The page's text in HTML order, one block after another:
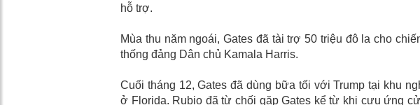
hỗ trợ.
Mùa thu năm ngoái, Gates đã tài trợ 50 triệu đô la cho
thống đảng Dân chủ Kamala Harris.
Cuối tháng 12, Gates đã dùng bữa tối với Trump tại khu
ở Florida. Rubio đã từ chối gặp Gates kể từ khi cựu ứng